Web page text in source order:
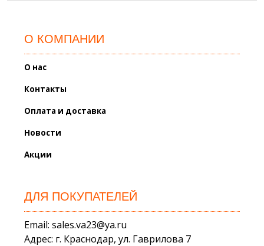
О КОМПАНИИ
О нас
Контакты
Оплата и доставка
Новости
Акции
ДЛЯ ПОКУПАТЕЛЕЙ
Email: sales.va23@ya.ru
Адрес: г. Краснодар, ул. Гаврилова 7